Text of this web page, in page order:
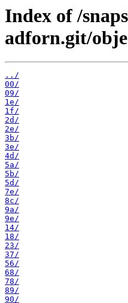
Index of /
adforn.git/
../
00/
09/
1e/
1f/
2d/
2e/
3b/
3e/
4d/
5a/
5b/
5d/
7e/
8c/
9a/
9e/
14/
18/
23/
37/
56/
68/
78/
89/
90/